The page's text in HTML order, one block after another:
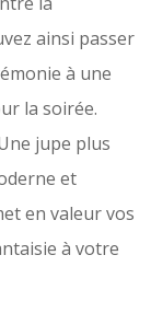
ainsi passer
à une
la soirée.
jupe plus
et
en valeur vos
à votre